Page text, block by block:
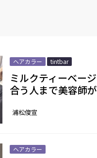
ヘアカラー tintbar
ミルクティーベー
合う人まで美容師
浦松俊宣
ヘアカラー